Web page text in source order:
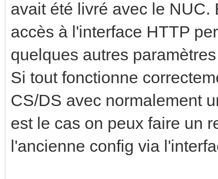
avait été livré avec le
accès à l'interface HTTP
quelques autres
Si tout fonctionne
CS/DS avec normalement
est le cas on peux faire un
l'ancienne config via